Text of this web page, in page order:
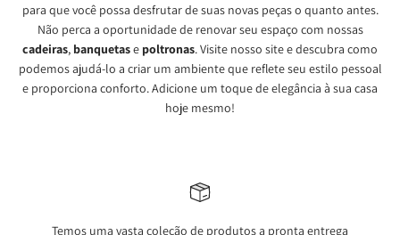
para que você possa desfrutar de suas novas peças o quanto antes.
Não perca a oportunidade de renovar seu espaço com nossas
cadeiras, banquetase poltronas. Visite nosso site e descubra como
podemos ajudá-lo a criar um ambiente que reflete seu estilo pessoal
e proporciona conforto. Adicione um toque de elegância à sua casa
hoje mesmo!
Temos uma vasta coleção de produtos a pronta entrega